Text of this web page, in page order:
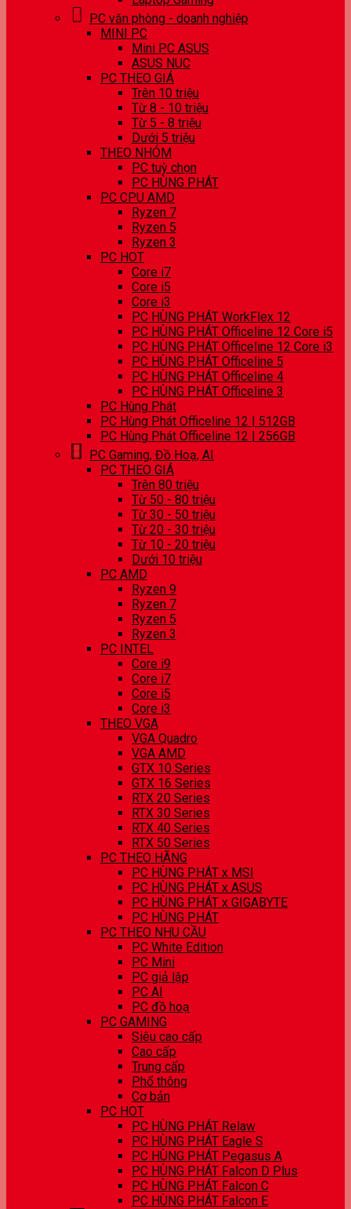
PC văn phòng - doanh nghiệp
MINI PC
Mini PC ASUS
ASUS NUC
PC THEO GIÁ
Trên 10 triệu
Từ 8 - 10 triệu
Từ 5 - 8 triệu
Dưới 5 triệu
THEO NHÓM
PC tuỳ chọn
PC HÙNG PHÁT
PC CPU AMD
Ryzen 7
Ryzen 5
Ryzen 3
PC HOT
Core i7
Core i5
Core i3
PC HÙNG PHÁT WorkFlex 12
PC HÙNG PHÁT Officeline 12 Core i5
PC HÙNG PHÁT Officeline 12 Core i3
PC HÙNG PHÁT Officeline 5
PC HÙNG PHÁT Officeline 4
PC HÙNG PHÁT Officeline 3
PC Hùng Phát
PC Hùng Phát Officeline 12 | 512GB
PC Hùng Phát Officeline 12 | 256GB
PC Gaming, Đồ Hoạ, AI
PC THEO GIÁ
Trên 80 triệu
Từ 50 - 80 triệu
Từ 30 - 50 triệu
Từ 20 - 30 triệu
Từ 10 - 20 triệu
Dưới 10 triệu
PC AMD
Ryzen 9
Ryzen 7
Ryzen 5
Ryzen 3
PC INTEL
Core i9
Core i7
Core i5
Core i3
THEO VGA
VGA Quadro
VGA AMD
GTX 10 Series
GTX 16 Series
RTX 20 Series
RTX 30 Series
RTX 40 Series
RTX 50 Series
PC THEO HÃNG
PC HÙNG PHÁT x MSI
PC HÙNG PHÁT x ASUS
PC HÙNG PHÁT x GIGABYTE
PC HÙNG PHÁT
PC THEO NHU CẦU
PC White Edition
PC Mini
PC giả lập
PC AI
PC đồ hoạ
PC GAMING
Siêu cao cấp
Cao cấp
Trung cấp
Phổ thông
Cơ bản
PC HOT
PC HÙNG PHÁT Relaw
PC HÙNG PHÁT Eagle S
PC HÙNG PHÁT Pegasus A
PC HÙNG PHÁT Falcon D Plus
PC HÙNG PHÁT Falcon C
PC HÙNG PHÁT Falcon E